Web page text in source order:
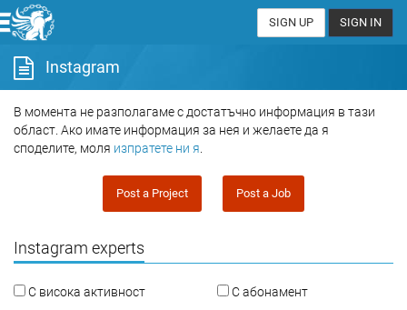
SIGN UP SIGN IN
Instagram
В момента не разполагаме с достатъчно информация в тази
област. Ако имате информация за нея и желаете да я
споделите, моля изпратете ни я
Post a Project Post a Job
Instagram experts
С висока активност
С абонамент